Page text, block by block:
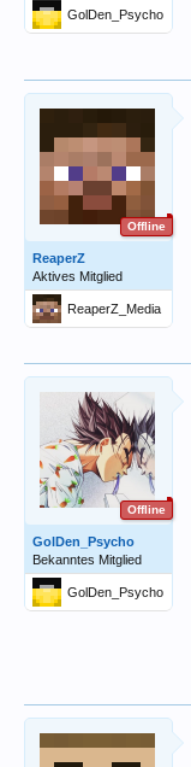
GolDen_Psycho
Offline
ReaperZ
Aktives Mitglied
ReaperZ_Media
Offline
GolDen_Psycho
Bekanntes Mitglied
GolDen_Psycho